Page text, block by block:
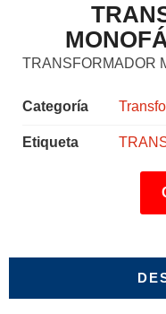
TRANSFORMADOR
Categoría
Etiqueta